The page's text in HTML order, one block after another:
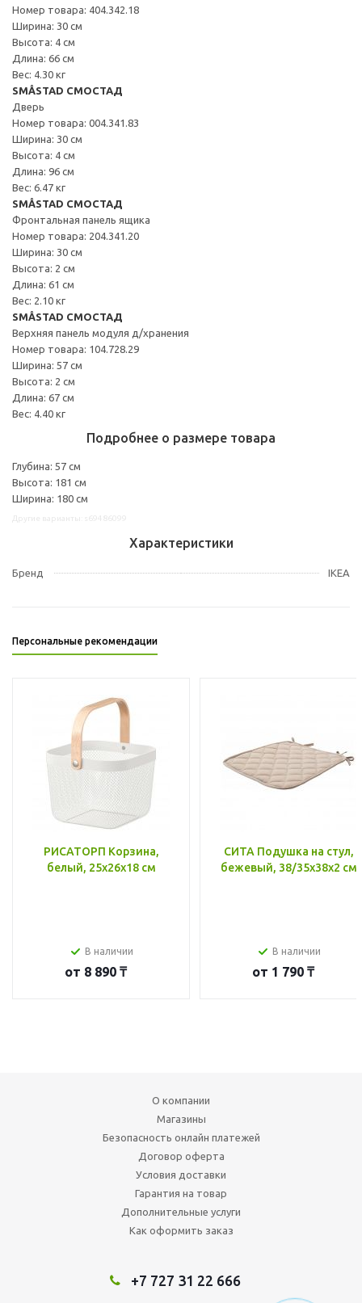
Номер товара: 404.342.18
Ширина: 30 см
Высота: 4 см
Длина: 66 см
Вес: 4.30 кг
SMÅSTAD СМОСТАД
Дверь
Номер товара: 004.341.83
Ширина: 30 см
Высота: 4 см
Длина: 96 см
Вес: 6.47 кг
SMÅSTAD СМОСТАД
Фронтальная панель ящика
Номер товара: 204.341.20
Ширина: 30 см
Высота: 2 см
Длина: 61 см
Вес: 2.10 кг
SMÅSTAD СМОСТАД
Верхняя панель модуля д/хранения
Номер товара: 104.728.29
Ширина: 57 см
Высота: 2 см
Длина: 67 см
Вес: 4.40 кг
Подробнее о размере товара
Глубина: 57 см
Высота: 181 см
Ширина: 180 см
Характеристики
Бренд IKEA
Персональные рекомендации
РИСАТОРП Корзина,
белый, 25x26x18 см
В наличии
от 8 890 ₸
СИТА Подушка на стул,
бежевый, 38/35x38x2 см
В наличии
от 1 790 ₸
О компании
Магазины
Безопасность онлайн платежей
Договор оферта
Условия доставки
Гарантия на товар
Дополнительные услуги
Как оформить заказ
+7 727 31 22 666